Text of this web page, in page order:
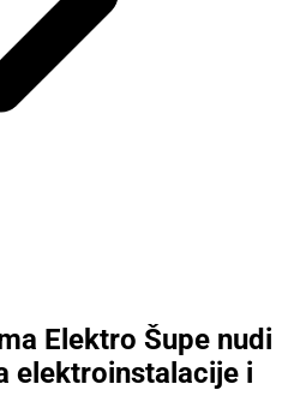
Elektro Šupe nudi
elektroinstalacije i